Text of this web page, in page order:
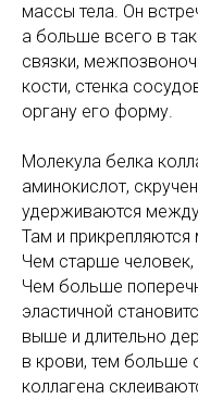
массы тела. Он
а больше всего в
связки,
кости, стенка
органу его форму.
Молекула белка
аминокислот,
удерживаются
Там и
Чем старше
Чем больше
эластичной
выше и длительно
в крови, тем больше
коллагена